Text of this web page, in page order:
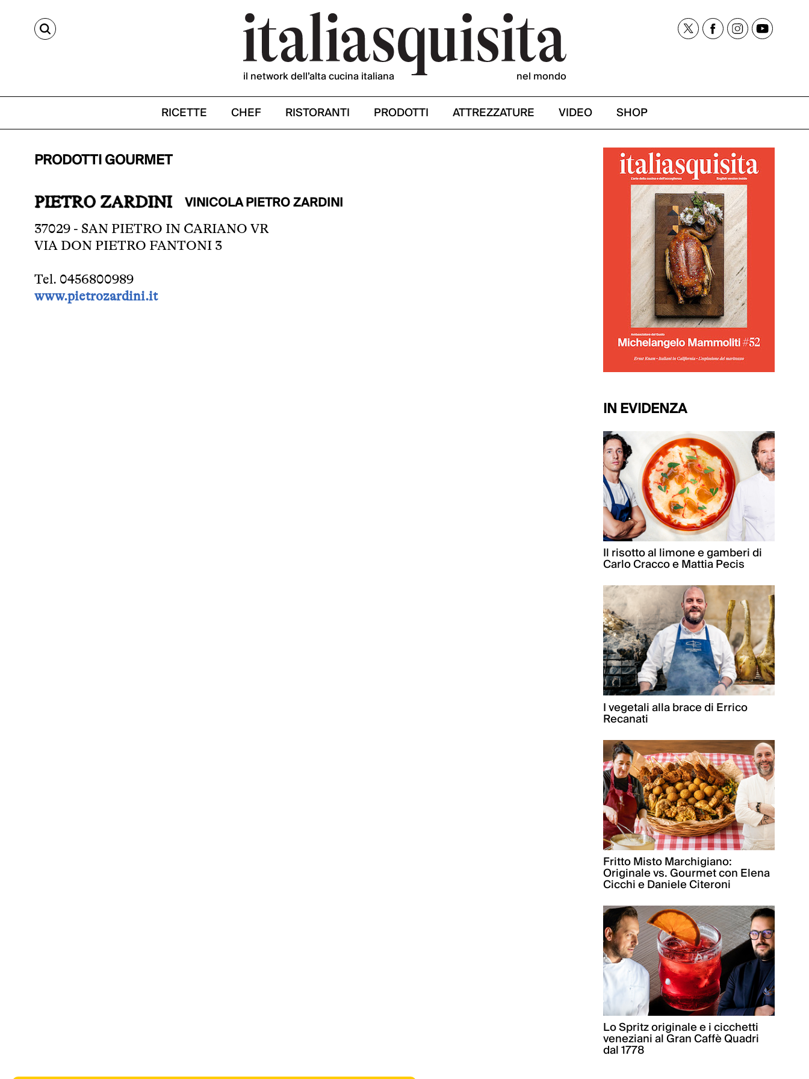
CERCA
il network dell’alta cucina italiana nel mondo
RICETTE CHEF RISTORANTI PRODOTTI ATTREZZATURE VIDEO SHOP
PRODOTTI GOURMET
VINICOLA PIETRO ZARDINI
37029 - SAN PIETRO IN CARIANO VR
VIA DON PIETRO FANTONI 3
Tel. 0456800989
www.pietrozardini.it
IN EVIDENZA
Il risotto al limone e gamberi di
Carlo Cracco e Mattia Pecis
I vegetali alla brace di Errico
Recanati
Fritto Misto Marchigiano:
Originale vs. Gourmet con Elena
Cicchi e Daniele Citeroni
Lo Spritz originale e i cicchetti
veneziani al Gran Caffè Quadri
dal 1778